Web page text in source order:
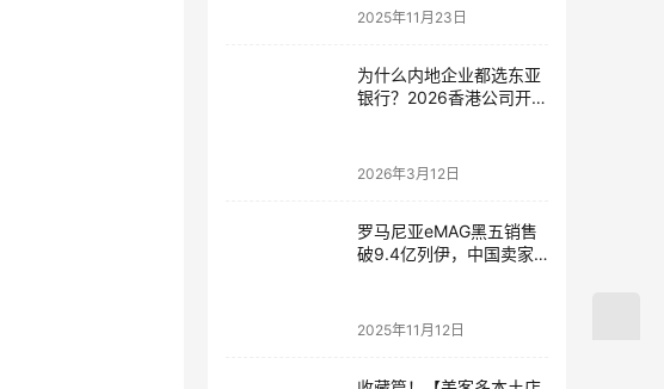
2025年11月23日
为什么内地企业都选东亚
银行？2026香港公司开户
2026年3月12日
罗马尼亚eMAG黑五销售
破9.4亿列伊，中国卖家
2025年11月12日